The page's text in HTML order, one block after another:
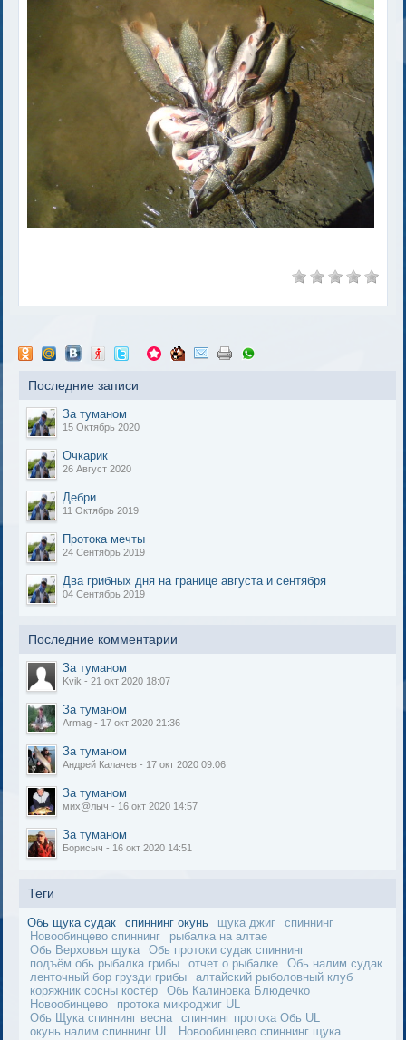
Последние записи
За туманом
15 Октябрь 2020
Очкарик
26 Август 2020
Дебри
11 Октябрь 2019
Протока мечты
24 Сентябрь 2019
Два грибных дня на границе августа и сентября
04 Сентябрь 2019
Последние комментарии
За туманом
Kvik - 21 окт 2020 18:07
За туманом
Armag - 17 окт 2020 21:36
За туманом
Андрей Калачев - 17 окт 2020 09:06
За туманом
мих@лыч - 16 окт 2020 14:57
За туманом
Борисыч - 16 окт 2020 14:51
Теги
Обь щука судак спиннинг окунь щука джиг
спиннинг
Новообинцево спиннинг
рыбалка на алтае
Обь Верховья щука
Обь протоки судак спиннинг
подъём обь рыбалка грибы
отчет о рыбалке
Обь налим судак
ленточный бор грузди грибы
алтайский рыболовный клуб
коряжник сосны костёр
Обь Калиновка Блюдечко
Новообинцево
протока микроджиг UL
Обь Щука спиннинг весна
спиннинг протока Обь UL
окунь налим спиннинг UL
Новообинцево спиннинг щука